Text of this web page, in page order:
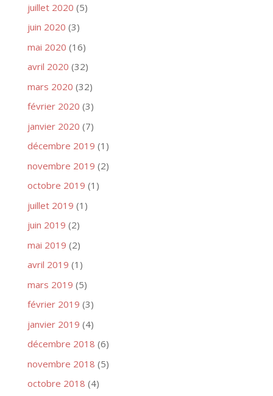
juillet 2020 (5)
juin 2020 (3)
mai 2020 (16)
avril 2020 (32)
mars 2020 (32)
février 2020 (3)
janvier 2020 (7)
décembre 2019 (1)
novembre 2019 (2)
octobre 2019 (1)
juillet 2019 (1)
juin 2019 (2)
mai 2019 (2)
avril 2019 (1)
mars 2019 (5)
février 2019 (3)
janvier 2019 (4)
décembre 2018 (6)
novembre 2018 (5)
octobre 2018 (4)